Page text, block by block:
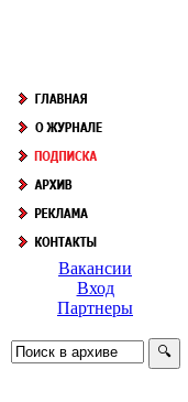
Вакансии
Вход
Партнеры